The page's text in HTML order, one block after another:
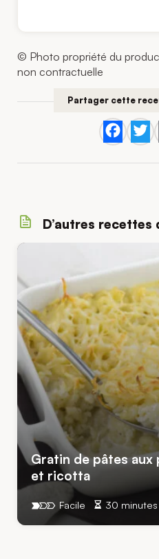
© Photo propriété du
non contractuelle
Partager cette
D’autres
Gratin de pâtes aux
et ricotta
30 minutes
Facile